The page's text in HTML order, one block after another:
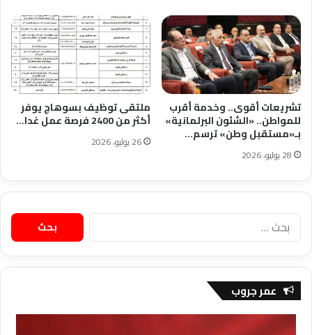
تشريعات أقوى.. وخدمة أقرب
للمواطن.. «الشئون البرلمانية»
بـ«مستقبل وطن» ترسم…
28 يوليو، 2026
ملتقى توظيف بسوهاج يوفر
أكثر من 2400 فرصة عمل غدا…
26 يوليو، 2026
البحث
عن:
عمر جروب